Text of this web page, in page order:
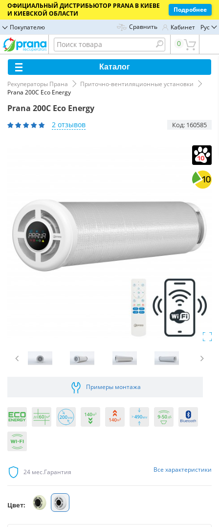
ОФИЦИАЛЬНЫЙ ДИСТРИБЬЮТОР PRANA В КИЕВЕ
И КИЕВСКОЙ ОБЛАСТИ
Подробнее
Покупателю Сравнить Кабинет Рус
0
Каталог
Рекуператоры Прана
Приточно-вентиляционные установки
Prana 200C Eco Energy
Prana 200C Eco Energy
Код: 160585
2 отзывов
Примеры монтажа
24 мес.Гарантия Все характеристики
Цвет: